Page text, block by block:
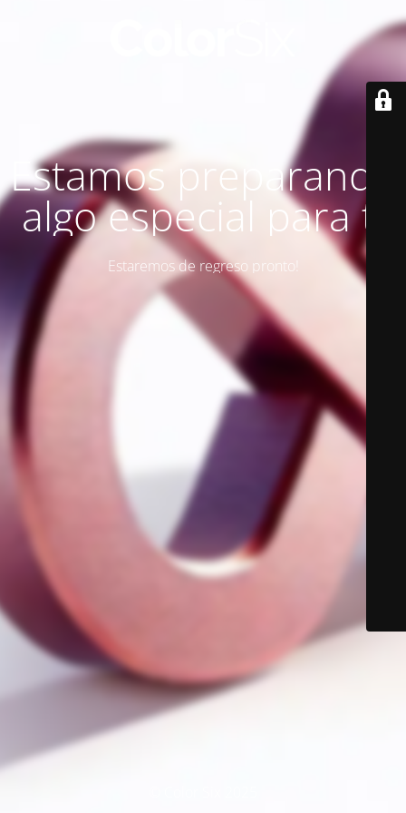
Estamos preparando
algo especial para ti
Estaremos de regreso pronto!